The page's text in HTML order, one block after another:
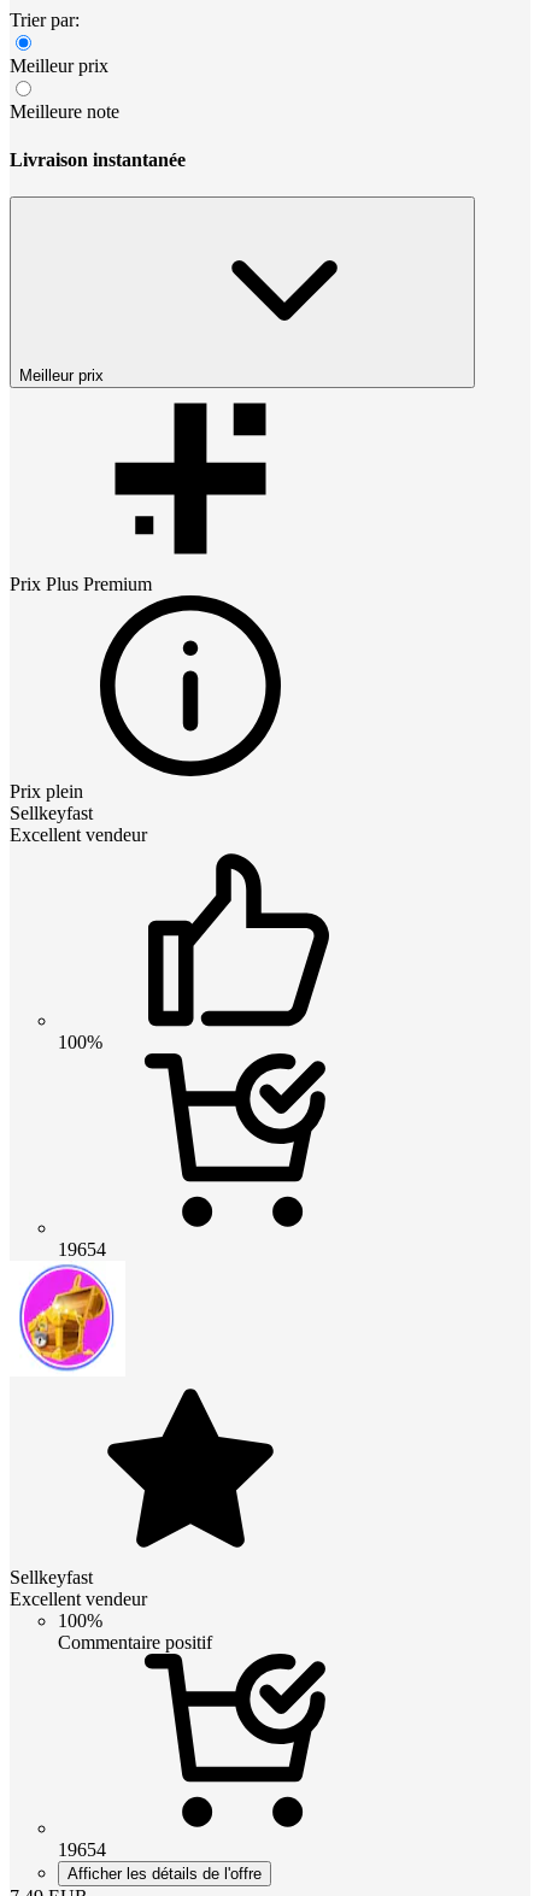
Trier par:
Meilleur prix
Meilleure note
Livraison instantanée
Meilleur prix
Prix Plus Premium
Prix plein
Sellkeyfast
Excellent vendeur
100%
19654
Sellkeyfast
Excellent vendeur
100%
Commentaire positif
19654
Afficher les détails de l'offre